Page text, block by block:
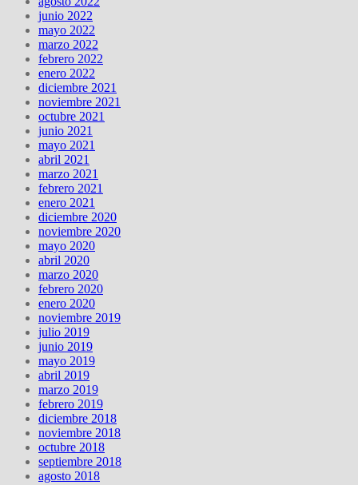
junio 2022
mayo 2022
marzo 2022
febrero 2022
enero 2022
diciembre 2021
noviembre 2021
octubre 2021
junio 2021
mayo 2021
abril 2021
marzo 2021
febrero 2021
enero 2021
diciembre 2020
noviembre 2020
mayo 2020
abril 2020
marzo 2020
febrero 2020
enero 2020
noviembre 2019
julio 2019
junio 2019
mayo 2019
abril 2019
marzo 2019
febrero 2019
diciembre 2018
noviembre 2018
octubre 2018
septiembre 2018
agosto 2018